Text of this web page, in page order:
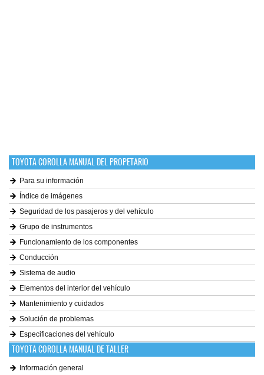
TOYOTA COROLLA MANUAL DEL PROPETARIO
Para su información
Índice de imágenes
Seguridad de los pasajeros y del vehículo
Grupo de instrumentos
Funcionamiento de los componentes
Conducción
Sistema de audio
Elementos del interior del vehículo
Mantenimiento y cuidados
Solución de problemas
Especificaciones del vehículo
TOYOTA COROLLA MANUAL DE TALLER
Información general